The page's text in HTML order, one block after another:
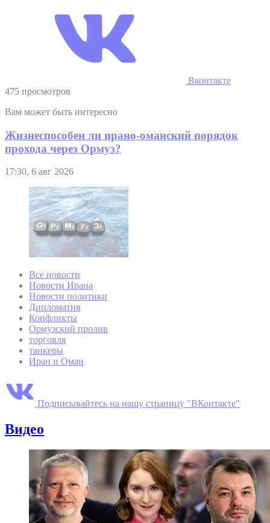
Вконтакте
475 просмотров
Вам может быть интересно
Жизнеспособен ли ирано-оманский порядок
прохода через Ормуз?
17:30, 6 авг 2026
Все новости
Новости Ирана
Новости политики
Дипломатия
Конфликты
Ормузский пролив
торговля
танкеры
Иран и Оман
Подписывайтесь на нашу страницу "ВКонтакте"
Видео